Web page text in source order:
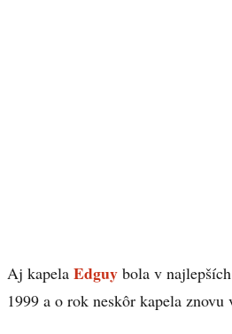
Aj kapela Edguy bola v
1999 a o rok neskôr kapela znovu